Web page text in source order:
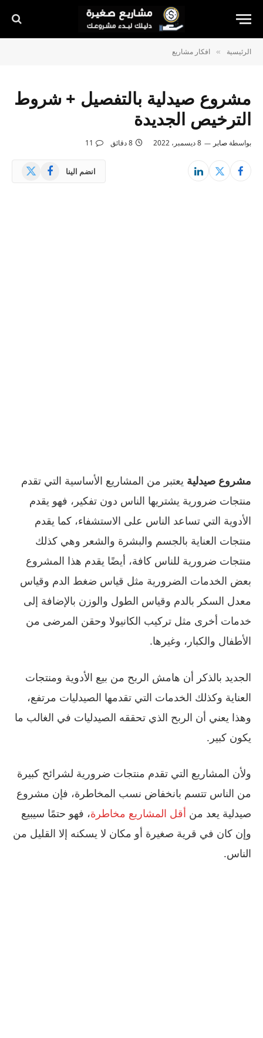
الرئيسية » افكار مشاريع
مشروع صيدلية بالتفصيل + شروط
الترخيص الجديدة
بواسطة صابر 8 ديسمبر، 2022 8 دقائق 11
انضم الينا فيسبوك
مشروع صيدلية يعتبر من المشاريع الأساسية التي تقدم
منتجات ضرورية يشتريها الناس دون تفكير، فهو يقدم
الأدوية التي تساعد الناس على الاستشفاء، كما يقدم
منتجات العناية بالجسم والبشرة والشعر وهي كذلك
منتجات ضرورية للناس كافة، أيضًا يقدم هذا المشروع
بعض الخدمات الضرورية مثل قياس ضغط الدم وقياس
معدل السكر بالدم وقياس الطول والوزن بالإضافة إلى
خدمات أخرى مثل تركيب الكانيولا وحقن المرضى من
الأطفال والكبار، وغيرها.
الجديد بالذكر أن هامش الربح من بيع الأدوية ومنتجات
العناية وكذلك الخدمات التي تقدمها الصيدليات مرتفع،
وهذا يعني أن الربح الذي تحققه الصيدليات في الغالب ما
يكون كبير.
ولأن المشاريع التي تقدم منتجات ضرورية لشرائح كبيرة
من الناس تتسم بانخفاض نسب المخاطرة، فإن مشروع
صيدلية يعد من أقل المشاريع مخاطرة، فهو حتمًا سيبيع
وإن كان في قرية صغيرة أو مكان لا يسكنه إلا القليل من
الناس.